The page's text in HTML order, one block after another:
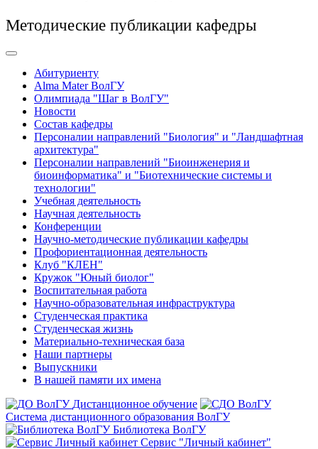
Методические публикации кафедры
Абитуриенту
Alma Mater ВолГУ
Олимпиада "Шаг в ВолГУ"
Новости
Состав кафедры
Персоналии направлений "Биология" и "Ландшафтная
архитектура"
Персоналии направлений "Биоинженерия и
биоинформатика" и "Биотехнические системы и
технологии"
Учебная деятельность
Научная деятельность
Конференции
Научно-методические публикации кафедры
Профориентационная деятельность
Клуб "КЛЕН"
Кружок "Юный биолог"
Воспитательная работа
Научно-образовательная инфраструктура
Студенческая практика
Студенческая жизнь
Материально-техническая база
Наши партнеры
Выпускники
В нашей памяти их имена
Дистанционное обучение
Система дистанционного образования ВолГУ
Библиотека ВолГУ
Сервис "Личный кабинет"